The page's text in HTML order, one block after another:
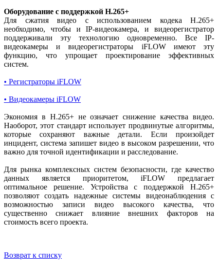
Оборудование с поддержкой H.265+
Для сжатия видео с использованием кодека H.265+
необходимо, чтобы и IP-видеокамера, и видеорегистратор
поддерживали эту технологию одновременно. Все IP-
видеокамеры и видеорегистраторы iFLOW имеют эту
функцию, что упрощает проектирование эффективных
систем.
• Регистраторы iFLOW
• Видеокамеры iFLOW
Экономия в H.265+ не означает снижение качества видео.
Наоборот, этот стандарт использует продвинутые алгоритмы,
которые сохраняют важные детали. Если произойдет
инцидент, система запишет видео в высоком разрешении, что
важно для точной идентификации и расследование.
Для рынка комплексных систем безопасности, где качество
данных является приоритетом, iFLOW предлагает
оптимальное решение. Устройства с поддержкой H.265+
позволяют создать надежные системы видеонаблюдения с
возможностью записи видео высокого качества, что
существенно снижает влияние внешних факторов на
стоимость всего проекта.
Возврат к списку